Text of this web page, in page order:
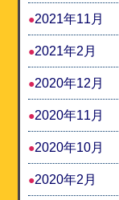
2021年11月
2021年2月
2020年12月
2020年11月
2020年10月
2020年2月